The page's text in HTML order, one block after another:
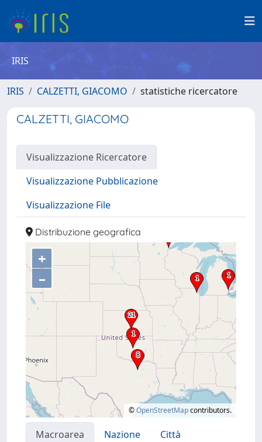
IRIS
IRIS CALZETTI, GIACOMO statistiche ricercatore
CALZETTI, GIACOMO
Visualizzazione Ricercatore
Visualizzazione Pubblicazione
Visualizzazione File
Distribuzione geografica
+
–
©OpenStreetMapcontributors.
Macroarea Nazione
Città